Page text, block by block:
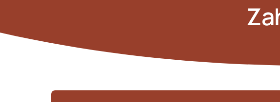
> Schmerzfreie Behandlung